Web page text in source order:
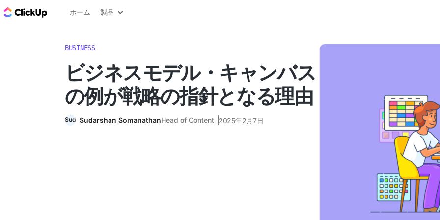
ClickUp ブログ
ホーム 製品
BUSINESS
ビジネスモデル・キャンバス
の例が戦略の指針となる理由
Sudarshan SomanathanHead of Content 2025年2月7日